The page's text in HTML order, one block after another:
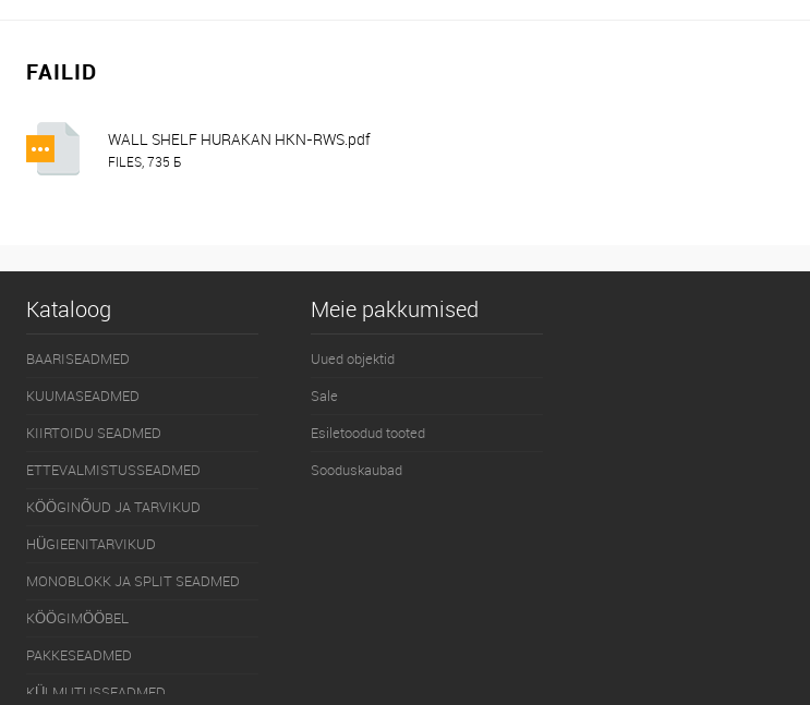
FAILID
WALL SHELF HURAKAN HKN-RWS.pdf
FILES, 735 Б
Kataloog
BAARISEADMED
KUUMASEADMED
KIIRTOIDU SEADMED
ETTEVALMISTUSSEADMED
KÖÖGINÕUD JA TARVIKUD
HÜGIEENITARVIKUD
MONOBLOKK JA SPLIT SEADMED
KÖÖGIMÖÖBEL
PAKKESEADMED
KÜLMUTUSSEADMED
Meie pakkumised
Uued objektid
Sale
Esiletoodud tooted
Sooduskaubad